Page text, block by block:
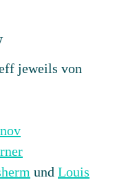
jeweils von
und Louis